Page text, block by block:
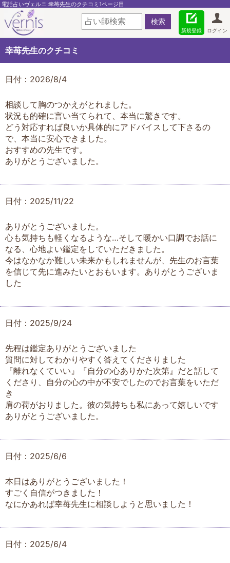
電話占いヴェルニ 幸苺先生のクチコミ1ページ目
ログイン
新規登録
幸苺先生のクチコミ
日付：2026/8/4
相談して胸のつかえがとれました。
状況も的確に言い当てられて、本当に驚きです。
どう対応すれば良いか具体的にアドバイスして下さるの
で、本当に安心できました。
おすすめの先生です。
ありがとうございました。
日付：2025/11/22
ありがとうございました。
心も気持ちも軽くなるような…そして暖かい口調でお話に
なる、心地よい鑑定をしていただきました。
今はなかなか難しい未来かもしれませんが、先生のお言葉
を信じて先に進みたいとおもいます。ありがとうございま
した
日付：2025/9/24
先程は鑑定ありがとうございました
質問に対してわかりやすく答えてくださりました
『離れなくていい』『自分の心ありかた次第』だと話して
くださり、自分の心の中が不安でしたのでお言葉をいただ
き
肩の荷がおりました。彼の気持ちも私にあって嬉しいです
ありがとうございました。
日付：2025/6/6
本日はありがとうございました！
すごく自信がつきました！
なにかあれば幸苺先生に相談しようと思いました！
日付：2025/6/4